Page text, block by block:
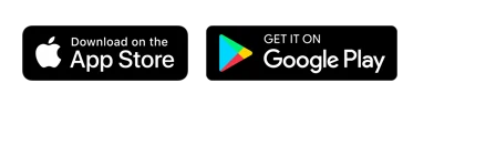
Balkons
Galerijplaten